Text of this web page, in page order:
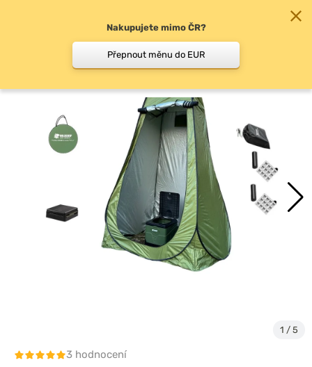
Přenosné toalety
1 / 5
3 hodnocení
Nakupujete mimo ČR?
Přepnout měnu do EUR